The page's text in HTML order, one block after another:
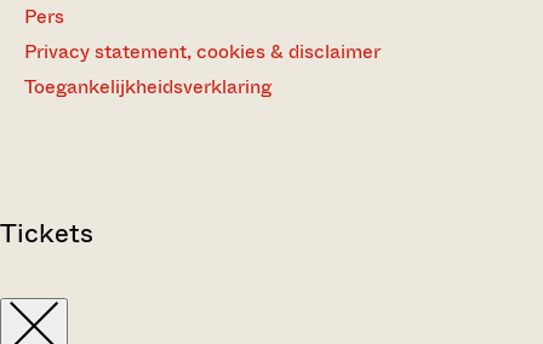
Pers
Privacy statement, cookies & disclaimer
Toegankelijkheidsverklaring
Tickets